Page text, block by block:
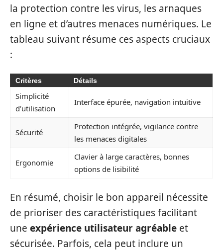
la protection contre les virus, les arnaques
en ligne et d’autres menaces numériques. Le
tableau suivant résume ces aspects cruciaux
:
Critères Détails
Simplicité
d’utilisation
Interface épurée, navigation intuitive
Sécurité
Protection intégrée, vigilance contre
les menaces digitales
Ergonomie
Clavier à large caractères, bonnes
options de lisibilité
En résumé, choisir le bon appareil nécessite
de prioriser des caractéristiques facilitant
une expérience utilisateur agréable et
sécurisée. Parfois, cela peut inclure un